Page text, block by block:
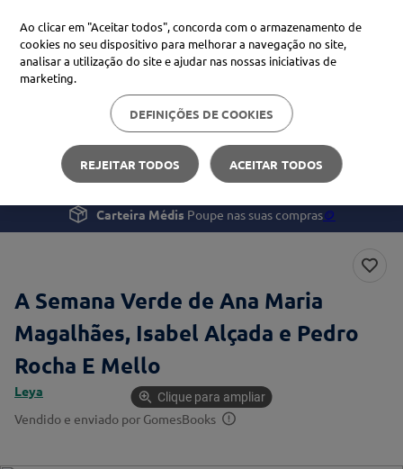
Procure no Marketplace Médis
Pesquisas mais comuns
xiaomi
Bem-estar Livros e Jogos A Semana Verde
Carteira Médis Poupe nas suas compras🪙
A Semana Verde de Ana Maria
Magalhães, Isabel Alçada e Pedro
Rocha E Mello
Leya
Vendido e enviado por GomesBooks
Clique para ampliar
Ao clicar em "Aceitar todos", concorda com o armazenamento de
cookies no seu dispositivo para melhorar a navegação no site,
analisar a utilização do site e ajudar nas nossas iniciativas de
marketing.
DEFINIÇÕES DE COOKIES
REJEITAR TODOS ACEITAR TODOS